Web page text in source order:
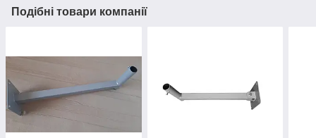
Подібні товари компанії